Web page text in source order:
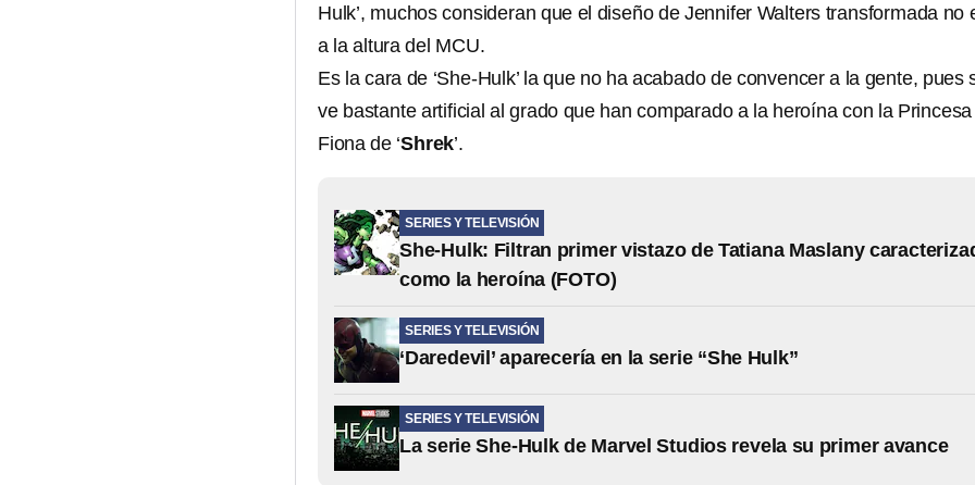
Hulk’, muchos consideran que el diseño de Jennifer Walters transformada no
a la altura del MCU.
Es la cara de ‘She-Hulk’ la que no ha acabado de convencer a la gente, pues
ve bastante artificial al grado que han comparado a la heroína con la Princesa
Fiona de ‘Shrek’.
SERIES Y TELEVISIÓN
She-Hulk: Filtran primer vistazo de Tatiana Maslany
como la heroína (FOTO)
SERIES Y TELEVISIÓN
‘Daredevil’ aparecería en la serie “She Hulk”
SERIES Y TELEVISIÓN
La serie She-Hulk de Marvel Studios revela su primer avance